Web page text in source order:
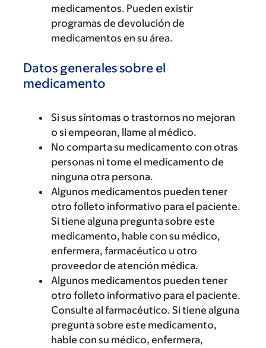
medicamentos. Pueden existir
programas de devolución de
medicamentos en su área.
Datos generales sobre el
medicamento
Si sus síntomas o trastornos no mejoran
o si empeoran, llame al médico.
No comparta su medicamento con otras
personas ni tome el medicamento de
ninguna otra persona.
Algunos medicamentos pueden tener
otro folleto informativo para el paciente.
Si tiene alguna pregunta sobre este
medicamento, hable con su médico,
enfermera, farmacéutico u otro
proveedor de atención médica.
Algunos medicamentos pueden tener
otro folleto informativo para el paciente.
Consulte al farmacéutico. Si tiene alguna
pregunta sobre este medicamento,
hable con su médico, enfermera,